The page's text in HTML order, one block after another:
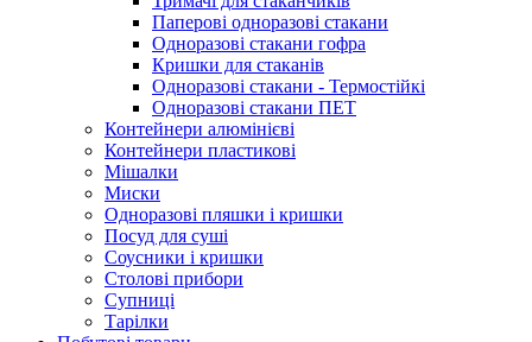
Паперові одноразові стакани
Одноразові стакани гофра
Кришки для стаканів
Одноразові стакани - Термостійкі
Одноразові стакани ПЕТ
Контейнери алюмінієві
Контейнери пластикові
Мішалки
Миски
Одноразові пляшки і кришки
Посуд для суші
Соусники і кришки
Столові прибори
Супниці
Тарілки